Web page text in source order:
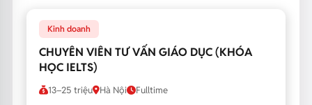
Kinh doanh
CHUYÊN VIÊN TƯ VẤN GIÁO DỤC (KHÓA
HỌC IELTS)
13–25 triệu Hà Nội Fulltime